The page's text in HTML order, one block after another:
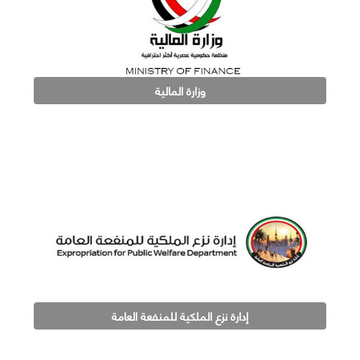
وزارة المالية
إدارة نزع الملكية للمنفعة العامة